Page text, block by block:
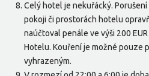
Celý hotel je nekuřácký.
pokoji či prostorách hotelu
naúčtoval penále ve výši 200
Hotelu. Kouření je možné pouze
vyhrazeným.